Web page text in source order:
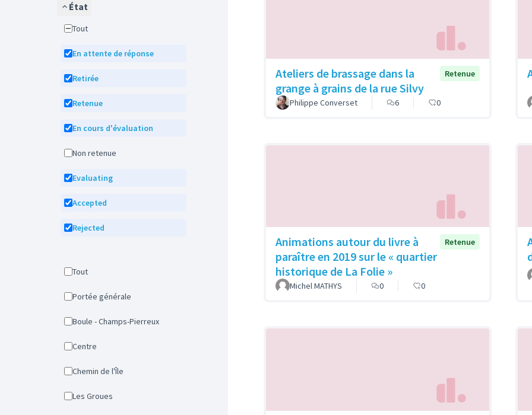
État
Tout
En attente de réponse
Retirée
Retenue
En cours d'évaluation
Non retenue
Evaluating
Accepted
Rejected
Tout
Portée générale
Boule - Champs-Pierreux
Centre
Chemin de l'Île
Les Groues
Ateliers de brassage dans la
grange à grains de la rue Silvy
Retenue
Philippe Converset 6 0
Animations autour du livre à
paraître en 2019 sur le « quartier
historique de La Folie »
Retenue
Michel MATHYS 0 0